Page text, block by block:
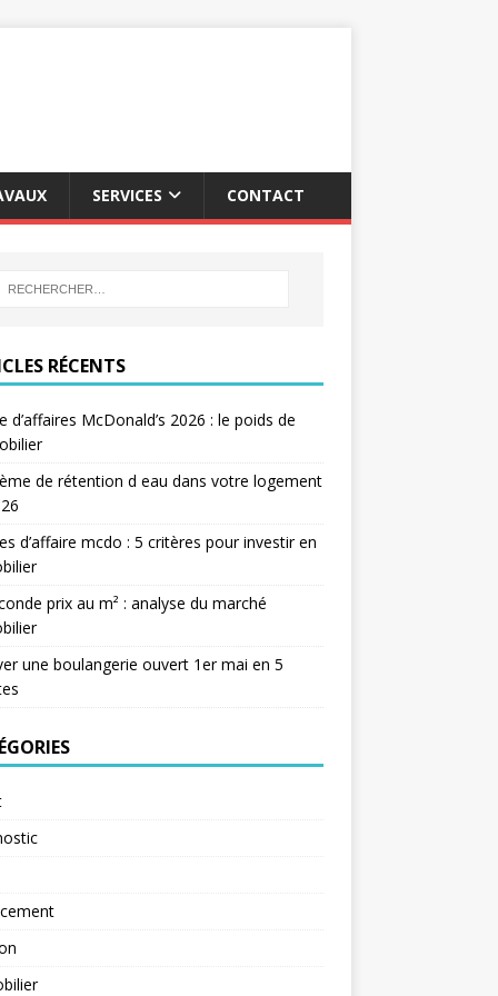
SERVICES CONTACT
RÉCENTS
d’affaires McDonald’s 2026 : le poids de
de rétention d eau dans votre logement
d’affaire mcdo : 5 critères pour investir en
prix au m² : analyse du marché
une boulangerie ouvert 1er mai en 5